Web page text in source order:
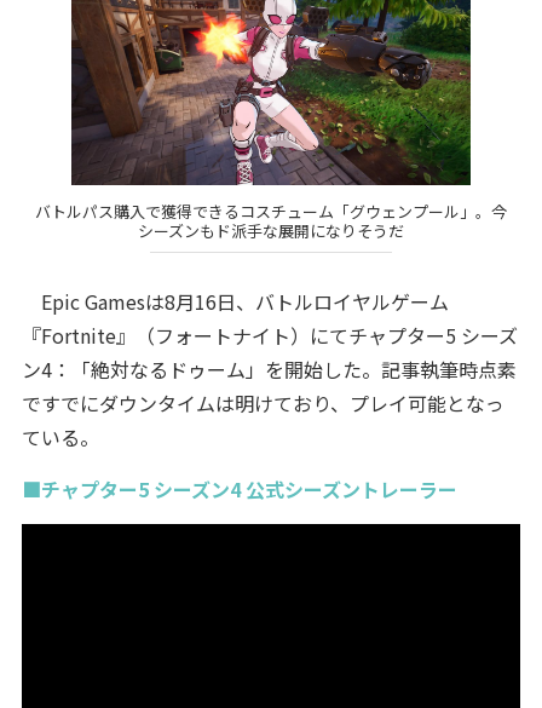
バトルパス購入で獲得できるコスチューム「グウェンプール」。今
シーズンもド派手な展開になりそうだ
Epic Gamesは8月16日、バトルロイヤルゲーム
『Fortnite』（フォートナイト）にてチャプター5 シーズ
ン4：「絶対なるドゥーム」を開始した。記事執筆時点素
ですでにダウンタイムは明けており、プレイ可能となっ
ている。
■チャプター5 シーズン4 公式シーズントレーラー